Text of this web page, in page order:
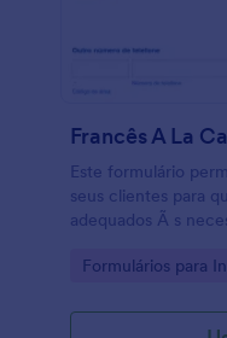
Francês A La
Este formulário
seus clientes para
adequados Ã s
Go to Category:
Formulários para